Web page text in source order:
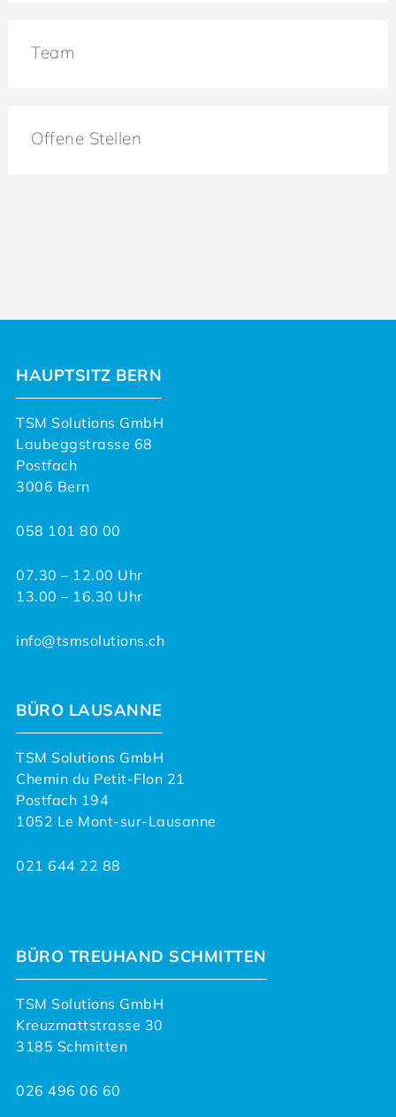
Team
Offene Stellen
HAUPTSITZ BERN
TSM Solutions GmbH
Laubeggstrasse 68
Postfach
3006 Bern
058 101 80 00
07.30 – 12.00 Uhr
13.00 – 16.30 Uhr
info@tsmsolutions.ch
BÜRO LAUSANNE
TSM Solutions GmbH
Chemin du Petit-Flon 21
Postfach 194
1052 Le Mont-sur-Lausanne
021 644 22 88
BÜRO TREUHAND SCHMITTEN
TSM Solutions GmbH
Kreuzmattstrasse 30
3185 Schmitten
026 496 06 60